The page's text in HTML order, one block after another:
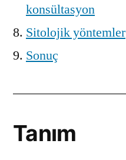
konsültasyon
Sitolojik yöntemler
Sonuç
Tanım